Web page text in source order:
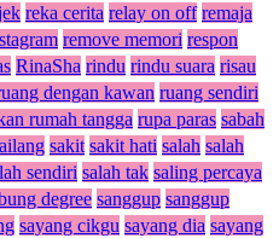
reka cerita relay on off remaja
remove memori respon
RinaSha rindu rindu suara risau
dengan kawan ruang sendiri
rumah tangga rupa paras sabah
sakit sakit hati salah salah
sendiri salah tak saling percaya
degree sanggup sanggup
sayang cikgu sayang dia sayang